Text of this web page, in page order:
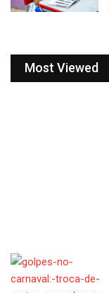
Most Viewed